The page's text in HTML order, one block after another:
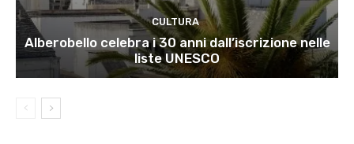
CULTURA
Alberobello celebra i 30 anni dall’iscrizione nelle
liste UNESCO